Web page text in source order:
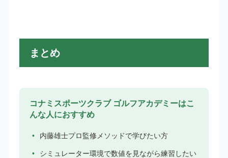
まとめ
コナミスポーツクラブ ゴルフアカデミーはこ
んな人におすすめ
内藤雄士プロ監修メソッドで学びたい方
シミュレーター環境で数値を見ながら練習したい